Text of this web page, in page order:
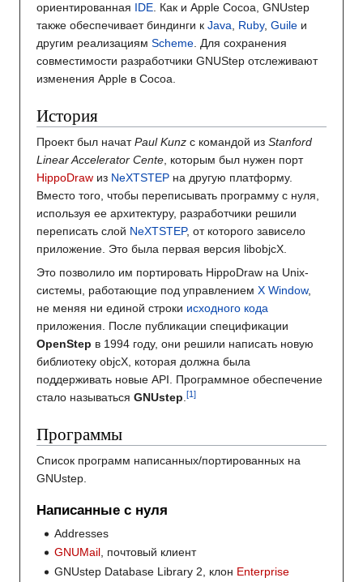
ориентированная IDE. Как и Apple Cocoa, GNUstep
также обеспечивает биндинги к Java, Ruby, Guile и
другим реализациям Scheme. Для сохранения
совместимости разработчики GNUStep отслеживают
изменения Apple в Cocoa.
История
Проект был начатPaul Kunz с командой из Stanford
Linear Accelerator Cente, которым был нужен порт
HippoDraw из NeXTSTEP на другую платформу.
Вместо того, чтобы переписывать программу с нуля,
используя ее архитектуру, разработчики решили
переписать слой NeXTSTEP, от которого зависело
приложение. Это была первая версия libobjcX.
Это позволило им портировать HippoDraw на Unix-
системы, работающие под управлением X Window,
не меняя ни единой строки исходного кода
приложения. После публикации спецификации
OpenStep в 1994 году, они решили написать новую
библиотеку objcX, которая должна была
поддерживать новые API. Программное обеспечение
стало называться GNUstep.
Программы
Список программ написанных/портированных на
GNUstep.
Написанные с нуля
Addresses
GNUMail, почтовый клиент
GNUstep Database Library 2, клон Enterprise